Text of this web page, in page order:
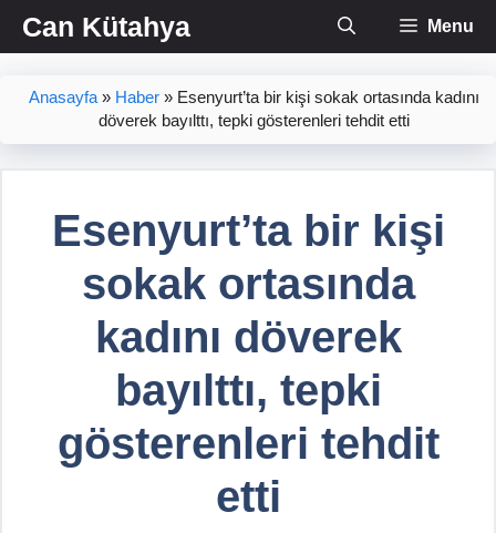
İçeriğe
atlaCan Kütahya Menu
Anasayfa» Haber» Esenyurt’ta bir kişi sokak ortasında kadını
döverek bayılttı, tepki gösterenleri tehdit etti
Esenyurt’ta bir kişi
sokak ortasında
kadını döverek
bayılttı, tepki
gösterenleri tehdit
etti